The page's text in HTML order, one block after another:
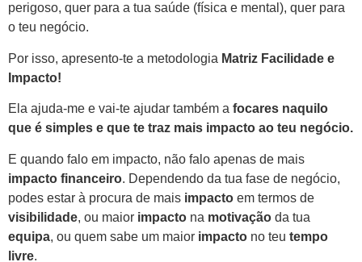
perigoso, quer para a tua saúde (física e mental), quer para
o teu negócio.
Por isso, apresento-te a metodologia Matriz Facilidade e
Impacto!
Ela ajuda-me e vai-te ajudar também a focares naquilo
que é simples e que te traz mais impacto ao teu negócio.
E quando falo em impacto, não falo apenas de mais
impacto financeiro. Dependendo da tua fase de negócio,
podes estar à procura de mais impacto em termos de
visibilidade, ou maior impacto na motivação da tua
equipa, ou quem sabe um maior impacto no teu tempo
livre.